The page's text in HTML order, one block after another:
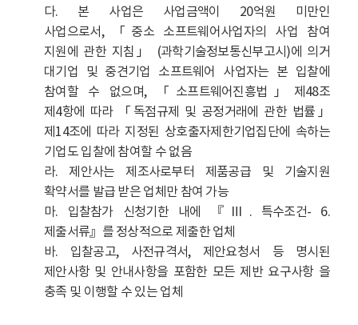
다. 본 사업은 사업금액이 20억원 미만인
사업으로서,
「 중소 소프트웨어사업자의 사업 참여
지원에 관한 지침」 (과학기술정보통신부고시)에 의거
대기업 및 중견기업 소프트웨어 사업자는 본 입찰에
참여할 수 없으며,
「 소프트웨어진흥법」제48조
제4항에 따라 「독점규제 및 공정거래에 관한 법률」
제14조에 따라 지정된 상호출자제한기업집단에 속하는
기업도 입찰에 참여할 수 없음
라. 제안사는 제조사로부터 제품공급 및 기술지원
확약서를 발급 받은 업체만 참여 가능
마. 입찰참가 신청기한 내에 『Ⅲ. 특수조건- 6.
제출서류』를 정상적으로 제출한 업체
바. 입찰공고, 사전규격서, 제안요청서 등 명시된
제안사항 및 안내사항을 포함한 모든 제반 요구사항 을
충족 및 이행할 수 있는 업체